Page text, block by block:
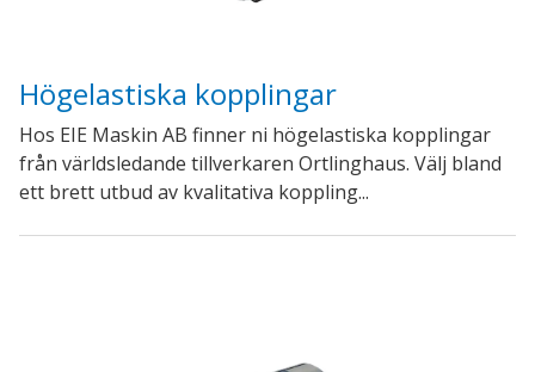
Högelastiska kopplingar
Hos EIE Maskin AB finner ni högelastiska kopplingar
från världsledande tillverkaren Ortlinghaus. Välj bland
ett brett utbud av kvalitativa koppling...